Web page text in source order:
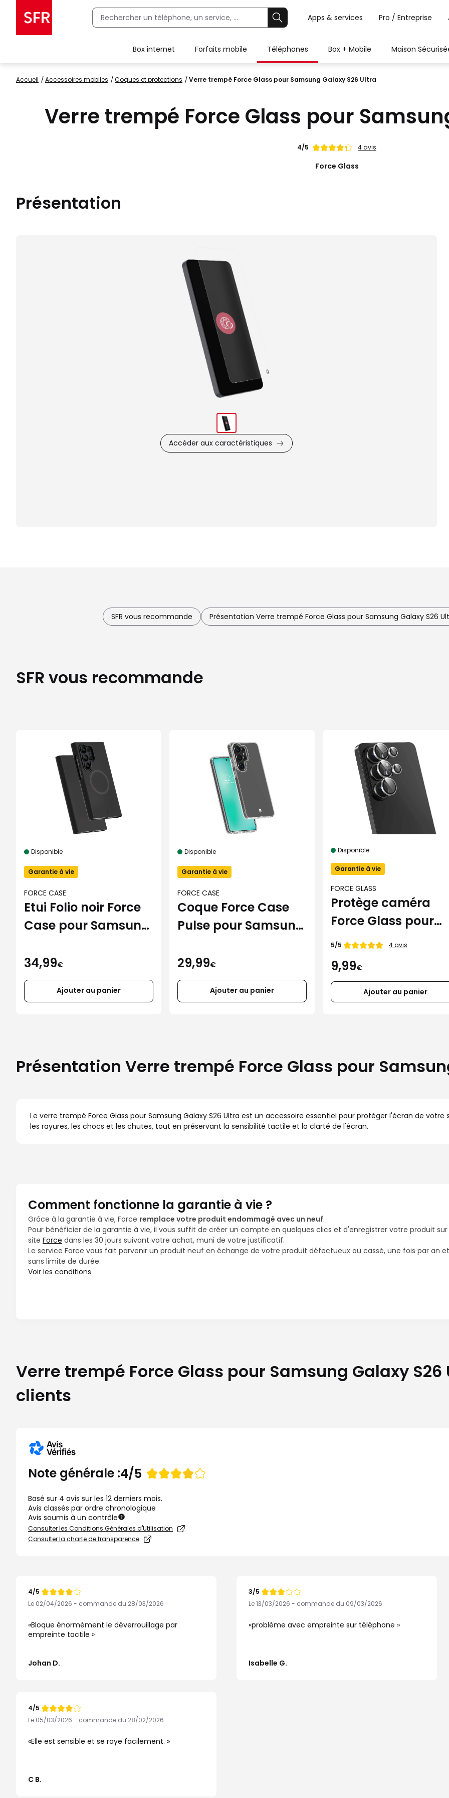
Apps & services Pro / Entreprise
Box internet Forfaits mobile Téléphones Box + Mobile Maison
Accueil accessoires mobiles coques et protections Verre trempé Force Glass pour Samsung Galaxy S26 Ultra
Verre trempé Force Glass pour
Note
4/5 4 avis
Force Glass
Présentation
du
produit
Accéder aux caractéristiques
SFR vous recommande Présentation Verre trempé Force Glass pour Samsung Galaxy S26
SFR vous recommande
Disponible
Garantie à vie
FORCE CASE
Etui Folio noir Force
Case pour Samsung
34,99€
Ajouter au panier
Disponible
Garantie à vie
FORCE CASE
Coque Force Case
Pulse pour Samsung
29,99€
Ajouter au panier
Disponible
Garantie à vie
FORCE GLASS
Protège caméra
Force Glass pour
Galaxy S26 Ultra
Note de
5/5 4 avis
9,99€
Ajouter au panier
Présentation Verre trempé Force Glass pour
Le verre trempé Force Glass pour Samsung Galaxy S26 Ultra est un accessoire essentiel pour protéger l'écran de
les rayures, les chocs et les chutes, tout en préservant la sensibilité tactile et la clarté de l'écran.
Comment fonctionne la garantie à vie ?
Grâce à la garantie à vie, Force remplace votre produit endommagé avec un neuf.
Pour bénéficier de la garantie à vie, il vous suffit de créer un compte en quelques clics et d'enregistrer votre produit sur
site Force dans les 30 jours suivant votre achat, muni de votre justificatif.
Le service Force vous fait parvenir un produit neuf en échange de votre produit défectueux ou cassé, une fois par an et
sans limite de durée.
Voir les conditions
Verre trempé Force Glass pour Samsung Galaxy
clients
Note générale :Note
4/5
Basé sur 4 avis sur les 12 derniers mois.
Avis classés par ordre chronologique
Avis soumis à un contrôle
Consulter les Conditions Générales d'Utilisation
Consulter la charte de transparence
Note
de
4/5
Le 02/04/2026 - commande du 28/03/2026
Bloque énormément le déverrouillage par
empreinte tactile
Johan D.
Note
de
3/5
Le 13/03/2026 - commande du 09/03/2026
problème avec empreinte sur téléphone
Isabelle G.
Note
de
4/5
Le 05/03/2026 - commande du 28/02/2026
Elle est sensible et se raye facilement.
C B.